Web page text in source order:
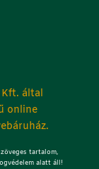
által
online
tartalom,
alatt áll!